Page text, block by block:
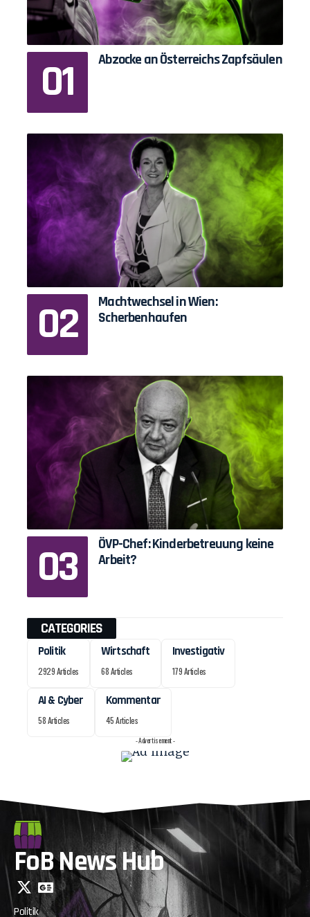
Abzocke an Österreichs Zapfsäulen
Machtwechsel in Wien:
Scherbenhaufen
ÖVP-Chef: Kinderbetreuung keine
Arbeit?
CATEGORIES
Politik
2929 Articles
Wirtschaft
68 Articles
Investigativ
179 Articles
AI & Cyber
58 Articles
Kommentar
45 Articles
- Advertisement -
FoB News Hub
Politik